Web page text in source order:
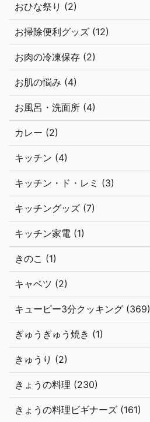
おひな祭り (2)
お掃除便利グッズ (12)
お肉の冷凍保存 (2)
お肌の悩み (4)
お風呂・洗面所 (4)
カレー (2)
キッチン (4)
キッチン・ド・レミ (3)
キッチングッズ (7)
キッチン家電 (1)
きのこ (1)
キャベツ (2)
キューピー3分クッキング (369)
ぎゅうぎゅう焼き (1)
きゅうり (2)
きょうの料理 (230)
きょうの料理ビギナーズ (161)